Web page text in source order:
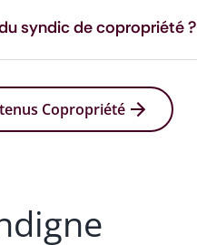
syndic de copropriété ?
Copropriété